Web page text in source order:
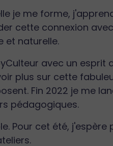
je me forme,
cette connexion avec
et naturelle.
avec un esprit
plus sur cette
Fin 2022 je me
pédagogiques.
Pour cet été, j'espère